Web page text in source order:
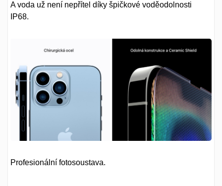
A voda už není nepřítel díky špičkové voděodolnosti
IP68.
Profesionální fotosoustava.